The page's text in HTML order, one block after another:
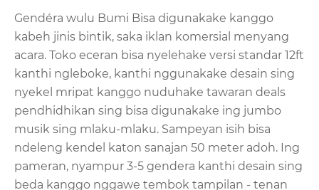
Gendéra wulu Bumi Bisa digunakake kanggo
kabeh jinis bintik, saka iklan komersial menyang
acara. Toko eceran bisa nyelehake versi standar 12ft
kanthi ngleboke, kanthi nggunakake desain sing
nyekel mripat kanggo nuduhake tawaran deals
pendhidhikan sing bisa digunakake ing jumbo
musik sing mlaku-mlaku. Sampeyan isih bisa
ndeleng kendel katon sanajan 50 meter adoh. Ing
pameran, nyampur 3-5 gendera kanthi desain sing
beda kanggo nggawe tembok tampilan - tenan